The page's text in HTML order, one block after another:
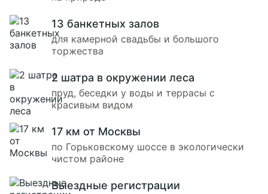
13 банкетных залов
для камерной свадьбы и большого
торжества
2 шатра в окружении леса
пруд, беседки у воды и террасы с
красивым видом
17 км от Москвы
по Горьковскому шоссе в экологически
чистом районе
Выездные регистрации